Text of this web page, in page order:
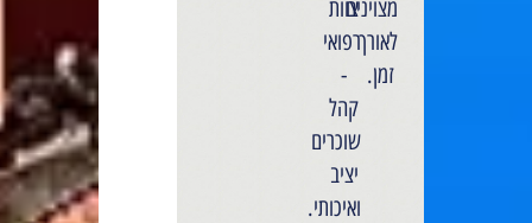
מצוינים
לאורך
זמן.
צוות
רפואי
קהל
שוכרים
יציב
ואיכותי.